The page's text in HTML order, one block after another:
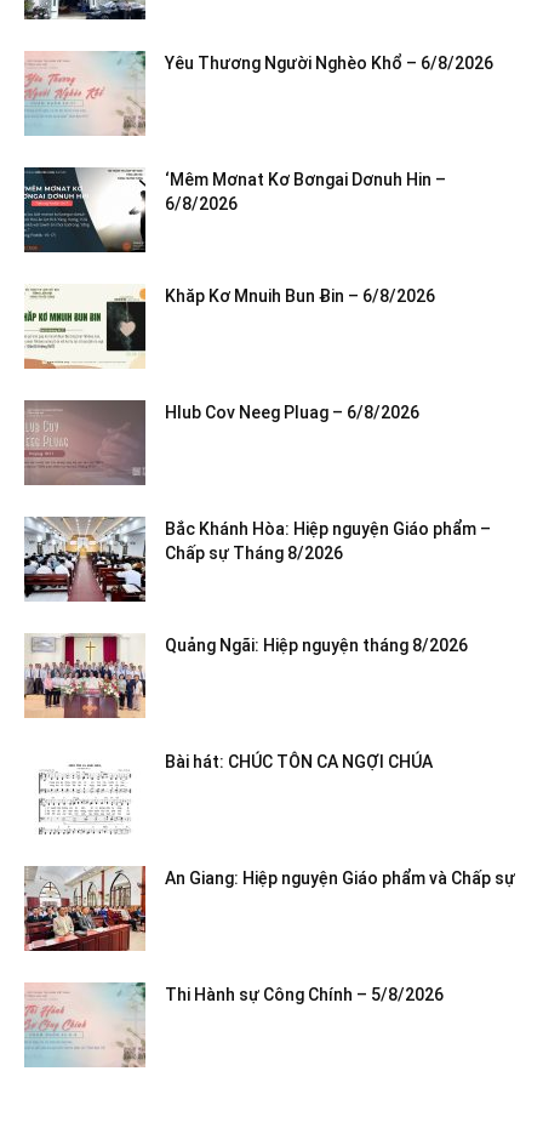
Yêu Thương Người Nghèo Khổ – 6/8/2026
‘Mêm Mơnat Kơ Bơngai Dơnuh Hin –
6/8/2026
Khăp Kơ Mnuih Bun Ƀin – 6/8/2026
Hlub Cov Neeg Pluag – 6/8/2026
Bắc Khánh Hòa: Hiệp nguyện Giáo phẩm –
Chấp sự Tháng 8/2026
Quảng Ngãi: Hiệp nguyện tháng 8/2026
Bài hát: CHÚC TÔN CA NGỢI CHÚA
An Giang: Hiệp nguyện Giáo phẩm và Chấp sự
Thi Hành sự Công Chính – 5/8/2026